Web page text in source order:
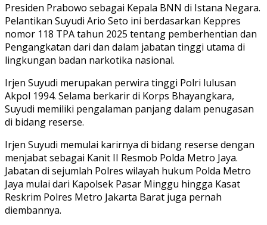
Presiden Prabowo sebagai Kepala BNN di Istana Negara.
Pelantikan Suyudi Ario Seto ini berdasarkan Keppres
nomor 118 TPA tahun 2025 tentang pemberhentian dan
Pengangkatan dari dan dalam jabatan tinggi utama di
lingkungan badan narkotika nasional.
Irjen Suyudi merupakan perwira tinggi Polri lulusan
Akpol 1994. Selama berkarir di Korps Bhayangkara,
Suyudi memiliki pengalaman panjang dalam penugasan
di bidang reserse.
Irjen Suyudi memulai karirnya di bidang reserse dengan
menjabat sebagai Kanit II Resmob Polda Metro Jaya.
Jabatan di sejumlah Polres wilayah hukum Polda Metro
Jaya mulai dari Kapolsek Pasar Minggu hingga Kasat
Reskrim Polres Metro Jakarta Barat juga pernah
diembannya.